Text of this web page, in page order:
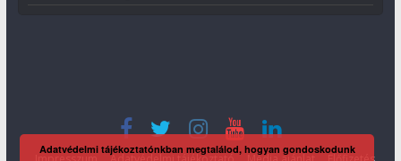
Adatvédelmi tájékoztatónkban megtalálod, hogyan gondoskodunk